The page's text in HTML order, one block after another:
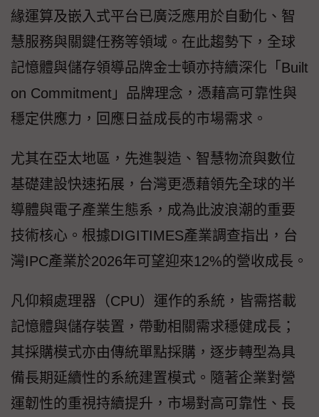
緣運算及嵌入式平台已廣泛應用於自動化、智
慧服務與關鍵任務等領域。在此趨勢下，全球
記憶體與儲存領導品牌金士頓亦持續深化「Built
on Commitment」品牌理念，憑藉高可靠性與
穩定供應力，回應日益成長的市場需求。
尤其在亞太地區，先進製造、智慧物流與數位
基礎建設快速拓展，台灣更憑藉領先全球的半
導體與電子產業生態系，成為此波浪潮的重要
技術核心。根據DIGITIMES產業調查指出，台
灣IPC產業於2026年可望迎來12%的營收成長。
凡仰賴處理器（CPU）運作的系統，皆需搭載
記憶體與儲存裝置，帶動相關需求穩健成長；
其採購模式亦由傳統單點採購，逐步轉型為具
備長期延續性的系統建置模式。隨著企業對營
運韌性的重視持續提升，市場對高可靠性、長